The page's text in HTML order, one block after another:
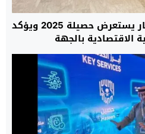
مجلس إدارة مركز الاستثمار يستعرض حصيلة 2025 ويؤكد
الاقتصادية بالجهة